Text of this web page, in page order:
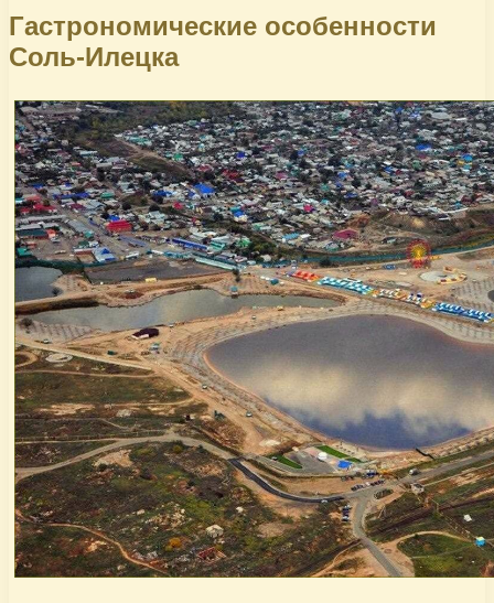
Гастрономические особенности
Соль-Илецка